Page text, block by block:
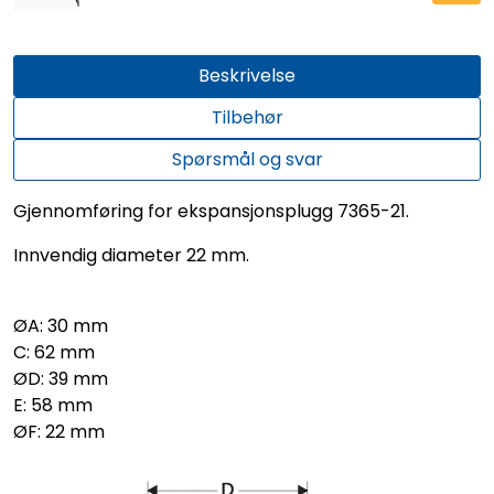
Beskrivelse
Tilbehør
Spørsmål og svar
Gjennomføring for ekspansjonsplugg 7365-21.
Innvendig diameter 22 mm.
ØA: 30 mm
C: 62 mm
ØD: 39 mm
E: 58 mm
ØF: 22 mm